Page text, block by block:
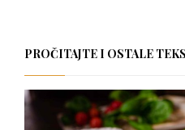
PROČITAJTE I OSTALE